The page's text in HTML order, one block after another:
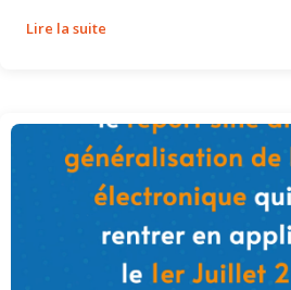
Lire la suite